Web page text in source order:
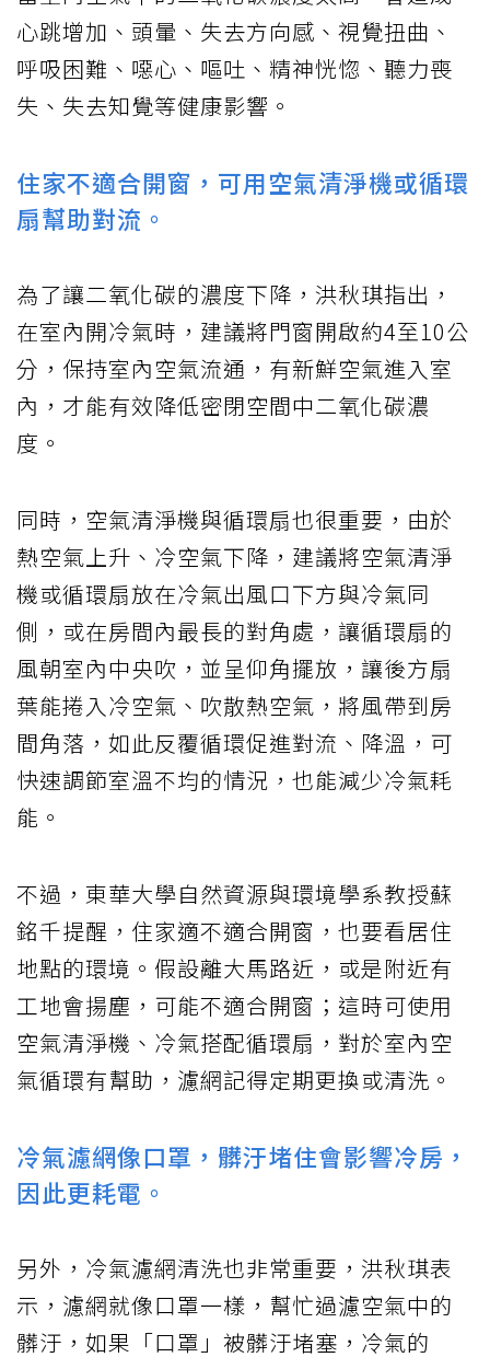
心跳增加、頭暈、失去方向感、視覺扭曲、
呼吸困難、噁心、嘔吐、精神恍惚、聽力喪
失、失去知覺等健康影響。
住家不適合開窗，可用空氣清淨機或循環
扇幫助對流。
為了讓二氧化碳的濃度下降，洪秋琪指出，
在室內開冷氣時，建議將門窗開啟約4至10公
分，保持室內空氣流通，有新鮮空氣進入室
內，才能有效降低密閉空間中二氧化碳濃
度。
同時，空氣清淨機與循環扇也很重要，由於
熱空氣上升、冷空氣下降，建議將空氣清淨
機或循環扇放在冷氣出風口下方與冷氣同
側，或在房間內最長的對角處，讓循環扇的
風朝室內中央吹，並呈仰角擺放，讓後方扇
葉能捲入冷空氣、吹散熱空氣，將風帶到房
間角落，如此反覆循環促進對流、降溫，可
快速調節室溫不均的情況，也能減少冷氣耗
能。
不過，東華大學自然資源與環境學系教授蘇
銘千提醒，住家適不適合開窗，也要看居住
地點的環境。假設離大馬路近，或是附近有
工地會揚塵，可能不適合開窗；這時可使用
空氣清淨機、冷氣搭配循環扇，對於室內空
氣循環有幫助，濾網記得定期更換或清洗。
冷氣濾網像口罩，髒汙堵住會影響冷房，
因此更耗電。
另外，冷氣濾網清洗也非常重要，洪秋琪表
示，濾網就像口罩一樣，幫忙過濾空氣中的
髒汙，如果「口罩」被髒汙堵塞，冷氣的